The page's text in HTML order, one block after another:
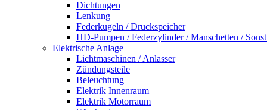
Dichtungen
Lenkung
Federkugeln / Druckspeicher
HD-Pumpen / Federzylinder / Manschetten /
Elektrische Anlage
Lichtmaschinen / Anlasser
Zündungsteile
Beleuchtung
Elektrik Innenraum
Elektrik Motorraum